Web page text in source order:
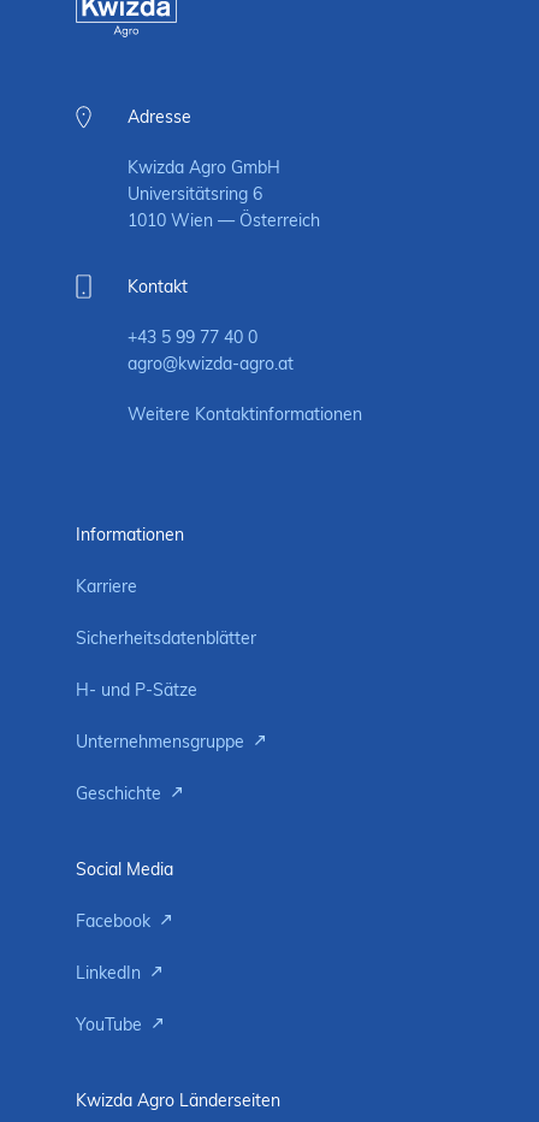
Adresse
Kwizda Agro GmbH
Universitätsring 6
1010 Wien — Österreich
Kontakt
+43 5 99 77 40 0
agro@kwizda-agro.at
Weitere Kontaktinformationen
Informationen
Karriere
Sicherheitsdatenblätter
H- und P-Sätze
Unternehmensgruppe
Geschichte
Social Media
Facebook
LinkedIn
YouTube
Kwizda Agro Länderseiten